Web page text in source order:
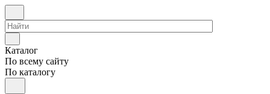
Каталог
По всему сайту
По каталогу